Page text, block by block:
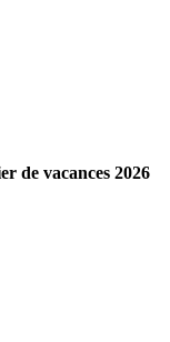
de vacances 2026